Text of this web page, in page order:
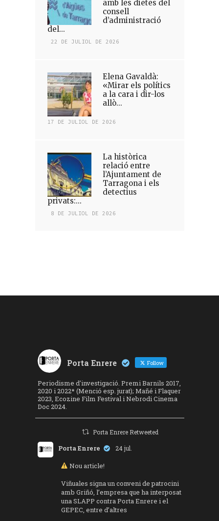
amb les dietes del
consell
d’administració
del...
22 DE JULIOL DE 2026
Elena Gavaldà:
«Mirar els polítics
a la cara i dir-los
allò...
17 DE JULIOL DE 2026
La històrica
relació entre
l’Ajuntament de
Tarragona i els
detectius
privats:...
8 DE JULIOL DE 2026
Porta Enrere Follow
Periodisme d'investigació. Premi Barnils 2017,
2020 i 2022* (Menció esp. jurat); Mañé i Flaquer
2023, Ecozine Film Festival i Nebrodi Cinema
Doc 2024.
Porta Enrere Retweeted
Porta Enrere 24 jul.
Nou article!
Viñuales signa un conveni de patrocini
amb Griñó, l’empresa que ha interposat
una SLAPP contra Porta Enrere i el
GEPEC, entre d’altres